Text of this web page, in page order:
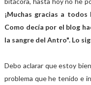
¡Muchas gracias a
Como decía por el blog
la sangre del Antro". Lo
Debo aclarar que estoy
problema que he tenido e